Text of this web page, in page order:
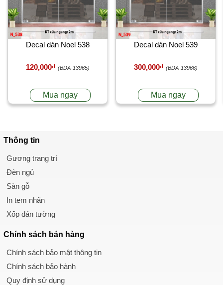
Decal dán Noel 538
120,000₫ (BDA-13965)
Mua ngay
Decal dán Noel 539
300,000₫ (BDA-13966)
Mua ngay
Thông tin
Gương trang trí
Đèn ngủ
Sàn gỗ
In tem nhãn
Xốp dán tường
Chính sách bán hàng
Chính sách bảo mật thông tin
Chính sách bảo hành
Quy định sử dụng